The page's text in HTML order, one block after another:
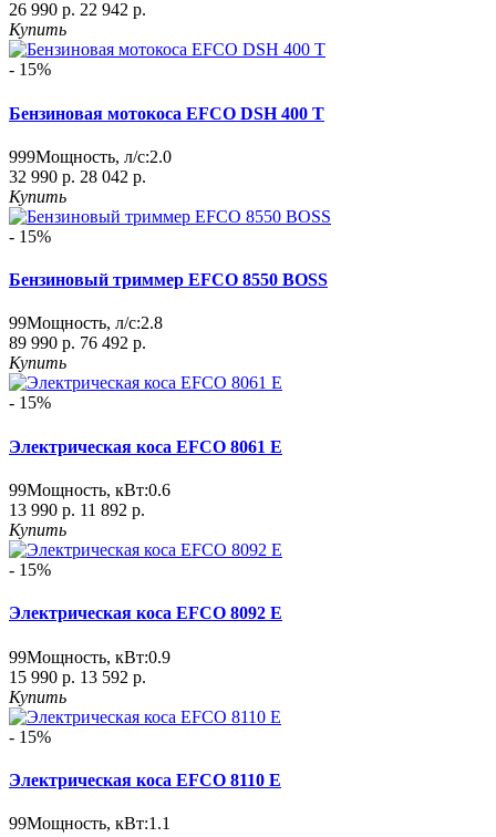
26 990 р. 22 942 р.
Купить
- 15%
Бензиновая мотокоса EFCO DSH 400 T
999Мощность, л/с:2.0
32 990 р. 28 042 р.
Купить
- 15%
Бензиновый триммер EFCO 8550 BOSS
99Мощность, л/с:2.8
89 990 р. 76 492 р.
Купить
- 15%
Электрическая коса EFCO 8061 E
99Мощность, кВт:0.6
13 990 р. 11 892 р.
Купить
- 15%
Электрическая коса EFCO 8092 E
99Мощность, кВт:0.9
15 990 р. 13 592 р.
Купить
- 15%
Электрическая коса EFCO 8110 E
99Мощность, кВт:1.1